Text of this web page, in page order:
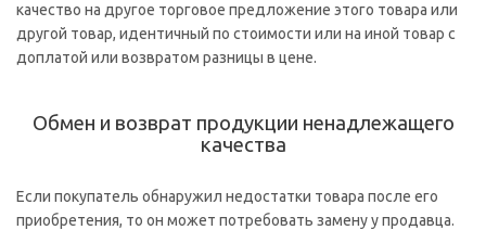
качество на другое торговое предложение этого товара или
другой товар, идентичный по стоимости или на иной товар с
доплатой или возвратом разницы в цене.
Обмен и возврат продукции ненадлежащего
качества
Если покупатель обнаружил недостатки товара после его
приобретения, то он может потребовать замену у продавца.